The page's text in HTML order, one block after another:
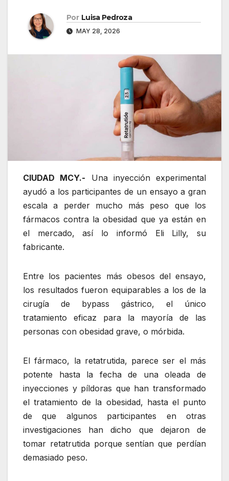
Por Luisa Pedroza
MAY 28, 2026
CIUDAD MCY.- Una inyección experimental
ayudó a los participantes de un ensayo a gran
escala a perder mucho más peso que los
fármacos contra la obesidad que ya están en
el mercado, así lo informó Eli Lilly, su
fabricante.
Entre los pacientes más obesos del ensayo,
los resultados fueron equiparables a los de la
cirugía de bypass gástrico, el único
tratamiento eficaz para la mayoría de las
personas con obesidad grave, o mórbida.
El fármaco, la retatrutida, parece ser el más
potente hasta la fecha de una oleada de
inyecciones y píldoras que han transformado
el tratamiento de la obesidad, hasta el punto
de que algunos participantes en otras
investigaciones han dicho que dejaron de
tomar retatrutida porque sentían que perdían
demasiado peso.